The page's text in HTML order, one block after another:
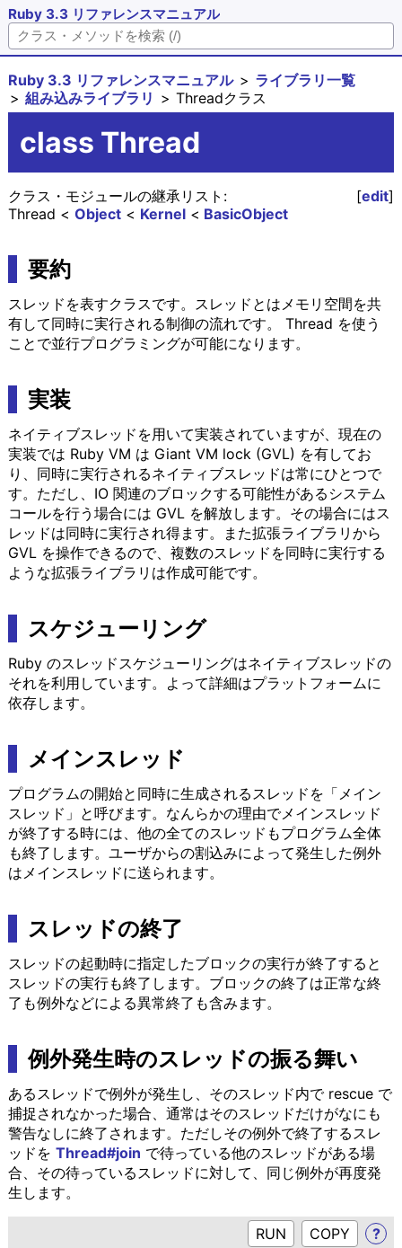
Ruby 3.3 リファレンスマニュアル
Ruby 3.3 リファレンスマニュアル
ライブラリ一覧
組み込みライブラリ
Threadクラス
class Thread
[edit]
クラス・モジュールの継承リスト:
BasicObject
Kernel
Object
Thread
要約
スレッドを表すクラスです。スレッドとはメモリ空間を共
有して同時に実行される制御の流れです。 Thread を使う
ことで並行プログラミングが可能になります。
実装
ネイティブスレッドを用いて実装されていますが、現在の
実装では Ruby VM は Giant VM lock (GVL) を有してお
り、同時に実行されるネイティブスレッドは常にひとつで
す。ただし、IO 関連のブロックする可能性があるシステム
コールを行う場合には GVL を解放します。その場合にはス
レッドは同時に実行され得ます。また拡張ライブラリから
GVL を操作できるので、複数のスレッドを同時に実行する
ような拡張ライブラリは作成可能です。
スケジューリング
Ruby のスレッドスケジューリングはネイティブスレッドの
それを利用しています。よって詳細はプラットフォームに
依存します。
メインスレッド
プログラムの開始と同時に生成されるスレッドを「メイン
スレッド」と呼びます。なんらかの理由でメインスレッド
が終了する時には、他の全てのスレッドもプログラム全体
も終了します。ユーザからの割込みによって発生した例外
はメインスレッドに送られます。
スレッドの終了
スレッドの起動時に指定したブロックの実行が終了すると
スレッドの実行も終了します。ブロックの終了は正常な終
了も例外などによる異常終了も含みます。
例外発生時のスレッドの振る舞い
あるスレッドで例外が発生し、そのスレッド内で rescue で
捕捉されなかった場合、通常はそのスレッドだけがなにも
警告なしに終了されます。ただしその例外で終了するスレ
ッドを Thread#join で待っている他のスレッドがある場
合、その待っているスレッドに対して、同じ例外が再度発
生します。
RUN ?